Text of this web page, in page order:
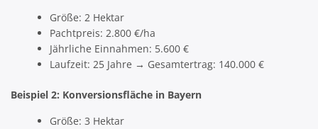
Größe: 2 Hektar
Pachtpreis: 2.800 €/ha
Jährliche Einnahmen: 5.600 €
Laufzeit: 25 Jahre → Gesamtertrag: 140.000 €
Beispiel 2: Konversionsfläche in Bayern
Größe: 3 Hektar